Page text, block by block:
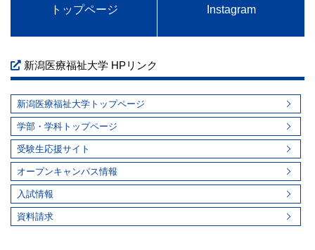
トップページ
Instagram
新潟医療福祉大学 HPリンク
新潟医療福祉大学トップページ
学部・学科トップページ
受験生応援サイト
オープンキャンパス情報
入試情報
資料請求